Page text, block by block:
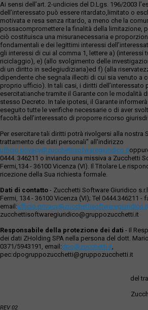
Ai sensi dell’art. 2-undicies del D.Lgs. 196/2003
dell’interessato può essere ritardato,limitato o
motivata e resa senza ritardo, a meno che la
possacompromettere la finalità della limitazione,
ciò costituisca una misuranecessaria e
fondamentali e dei legittimi interessi
gli interessi di cui al comma 1, lettere a) (interessi
riciclaggio), e) (allo svolgimento delle
di un diritto in sedegiudiziaria)ed f) (alla
dipendente che segnala illeciti di cui sia venuto a
proprio ufficio). In tali casi, i diritti dell’interessato
esercitatianche tramite il Garante con le modalità
stesso Decreto. In tale ipotesi, il Garante
eseguito tutte le verifiche necessarie o di aver
facoltà dell’interessato di proporre ricorso
Per esercitare tali diritti potrà rivolgersi alla nostra
trattamento dei dati personali" all'indirizzo
ufficio.privacy@zucchettisofwaregiuridico.it
0444. 346211 o inviando una missiva a Zucchetti
Fermi,134 - 36100 Vicenza (VI). Il Titolare Le
ricezione della Sua richiesta formale.
Dati di contatto - Zucchetti Software Giuridico
Fermi, 134 - 36100 Vicenza (VI); Tel 0444.346211 -
email:ufficio.privacy@zucchettisoftwaregiuridico.it
zucchettisoftwaregiuridico@gruppozucchetti.it
Responsabile della protezione dei dati - Il
dei dati ZHolding SPA nella persona del dott.
0371/5943191, email:dpo@zucchetti.it,
pec:dpogruppozucchetti@gruppozucchetti.it
del
REV 02